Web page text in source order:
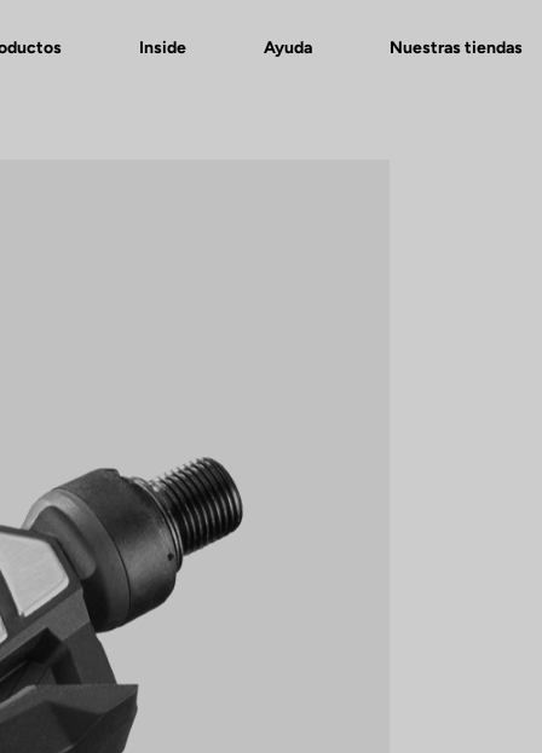
Inside Ayuda Nuestras tiendas